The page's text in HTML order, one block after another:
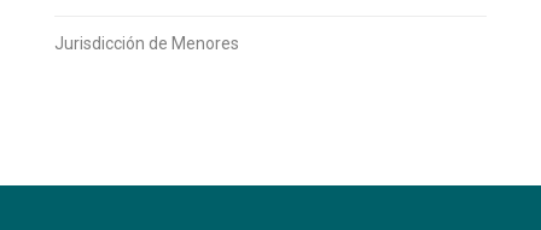
Jurisdicción de Menores